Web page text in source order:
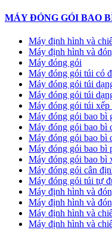
MÁY ĐÓNG GÓI BAO
Máy định hình và
Máy định hình và
Máy đóng gói
Máy đóng gói túi có
Máy đóng gói túi
Máy đóng gói túi
Máy đóng gói túi xếp
Máy đóng gói bao bì
Máy đóng gói bao bì
Máy đóng gói bao bì
Máy đóng gói bao bì
Máy đóng gói bao bì
Máy đóng gói cân
Máy đóng gói túi tự
Máy định hình và
Máy định hình và
Máy định hình và
Máy định hình và